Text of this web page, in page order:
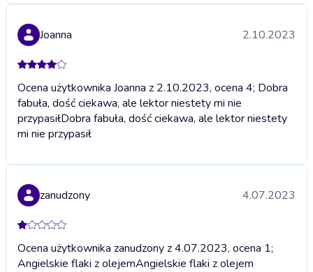
Joanna 2.10.2023
Ocena użytkownika Joanna z 2.10.2023, ocena 4; Dobra
fabuła, dość ciekawa, ale lektor niestety mi nie
przypasiłDobra fabuła, dość ciekawa, ale lektor niestety
mi nie przypasił
zanudzony 4.07.2023
Ocena użytkownika zanudzony z 4.07.2023, ocena 1;
Angielskie flaki z olejemAngielskie flaki z olejem